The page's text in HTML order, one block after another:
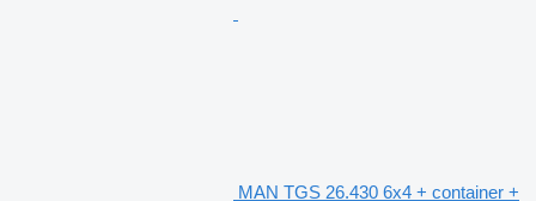
MAN TGS 26.430 6x4 + container +